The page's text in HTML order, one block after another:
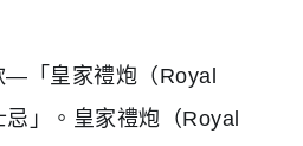
—「皇家禮炮（Royal
」。皇家禮炮（Royal